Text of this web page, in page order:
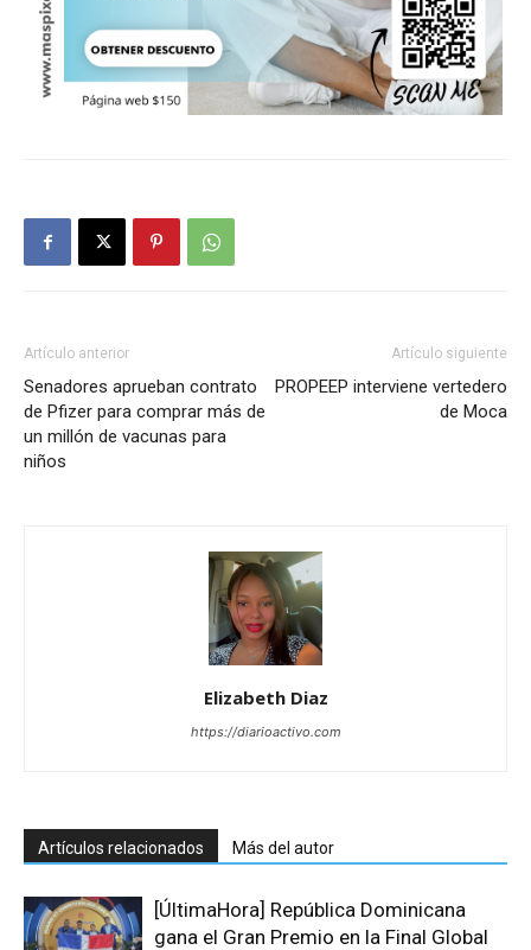
Artículo anterior
Senadores aprueban contrato
de Pfizer para comprar más de
un millón de vacunas para
niños
Artículo siguiente
PROPEEP interviene vertedero
de Moca
Elizabeth Diaz
https://diarioactivo.com
Artículos relacionados Más del autor
[ÚltimaHora] República Dominicana
gana el Gran Premio en la Final Global